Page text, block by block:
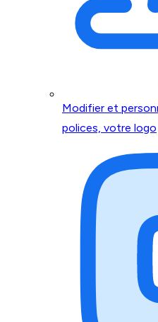
Modifier et
polices, votre logo